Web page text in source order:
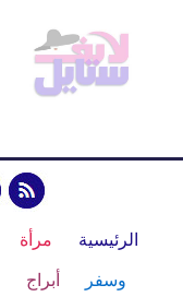
الرئيسية مرأة
وسفر أبراج